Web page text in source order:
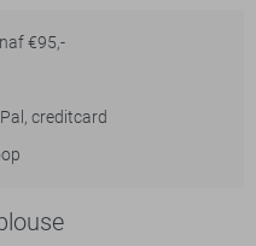
€95,-
creditcard